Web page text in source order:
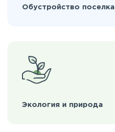
Обустройство поселка
Экология и природа